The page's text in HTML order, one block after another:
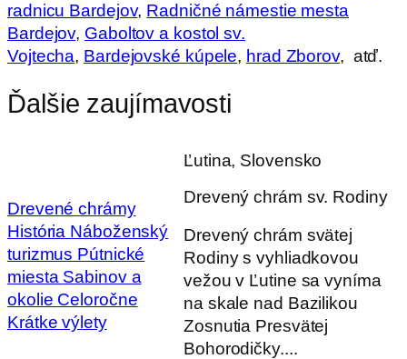
radnicu Bardejov, Radničné námestie mesta
Bardejov, Gaboltov a kostol sv.
Vojtecha, Bardejovské kúpele, hrad Zborov, atď.
Ďalšie zaujímavosti
Drevené chrámy
História Náboženský
turizmus Pútnické
miesta Sabinov a
okolie Celoročne
Krátke výlety
Ľutina, Slovensko
Drevený chrám sv. Rodiny
Drevený chrám svätej
Rodiny s vyhliadkovou
vežou v Ľutine sa vyníma
na skale nad Bazilikou
Zosnutia Presvätej
Bohorodičky....